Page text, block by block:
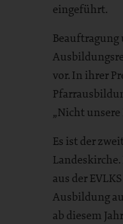
eingeführt.
vor. In ihrer
„Nicht
Es ist der
aus der
Ausbildung
ab diesem